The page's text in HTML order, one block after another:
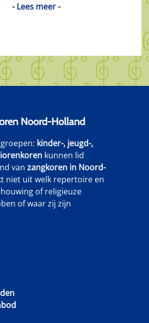
- Lees meer -
Noord-Holland
kinder-, jeugd-,
kunnen lid
van zangkoren in Noord-
niet uit welk repertoire en
of religieuze
of waar zij zijn